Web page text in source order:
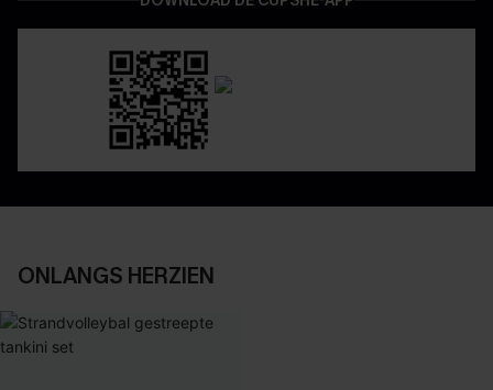
ONLANGS HERZIEN